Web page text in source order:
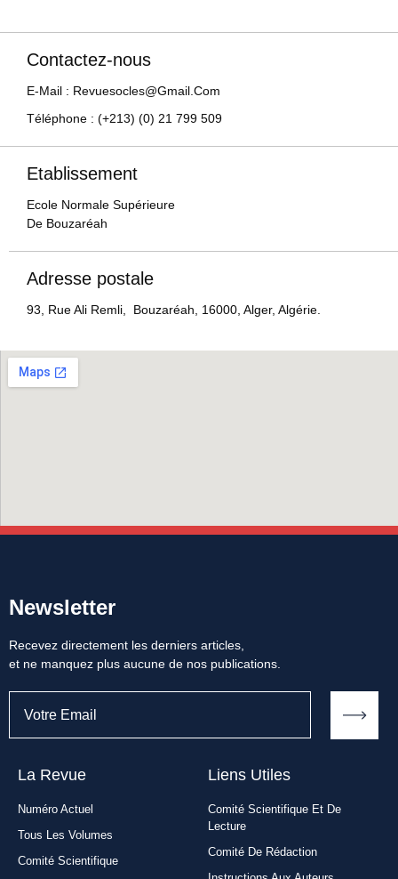
Contactez-nous
E-Mail : Revuesocles@gmail.com
Téléphone : (+213) (0) 21 799 509
Etablissement
Ecole Normale Supérieure
De Bouzaréah
Adresse postale
93, Rue Ali Remli, Bouzaréah, 16000, Alger, Algérie.
Newsletter
Recevez directement les derniers articles,
et ne manquez plus aucune de nos publications.
La Revue
Numéro Actuel
Tous Les Volumes
Comité Scientifique
Liens Utiles​
Comité Scientifique Et De
Lecture
Comité De Rédaction